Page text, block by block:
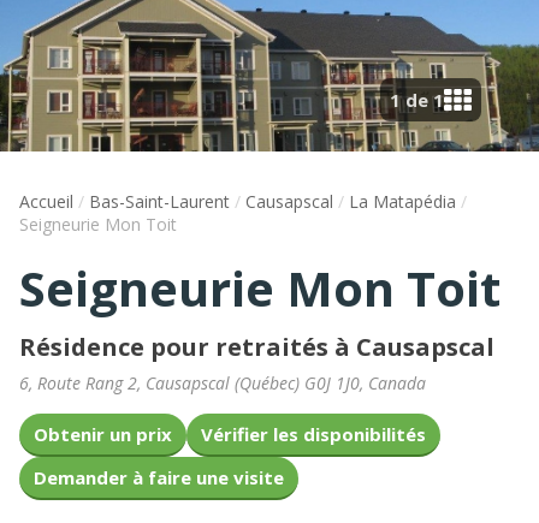
1 de 1
Accueil / Bas-Saint-Laurent / Causapscal / La Matapédia /
Seigneurie Mon Toit
Seigneurie Mon Toit
Résidence pour retraités à Causapscal
6, Route Rang 2, Causapscal (Québec) G0J 1J0, Canada
Obtenir un prix
Vérifier les disponibilités
Demander à faire une visite